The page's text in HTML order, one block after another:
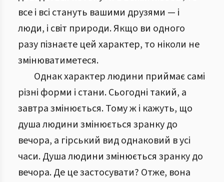
все і всі стануть вашими друзями — і
люди, і світ природи. Якщо ви одного
разу пізнаєте цей характер, то ніколи не
змінюватиметеся.
Однак характер людини приймає самі
різні форми і стани. Сьогодні такий, а
завтра змінюється. Тому ж і кажуть, що
душа людини змінюється зранку до
вечора, а гірський вид однаковий в усі
часи. Душа людини змінюється зранку до
вечора. Де це застосувати? Отже, вона